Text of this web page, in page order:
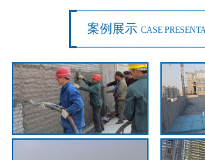
案例展示 CASE